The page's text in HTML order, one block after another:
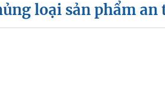
loại sản phẩm an